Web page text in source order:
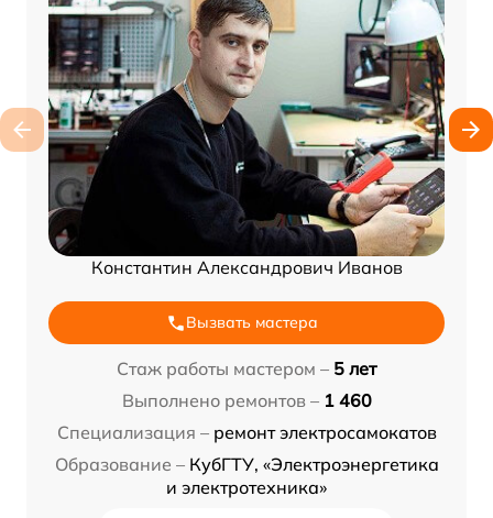
Константин Александрович Иванов
Вызвать мастера
Стаж работы мастером – 5 лет
Выполнено ремонтов – 1 460
Специализация – ремонт электросамокатов
Образование – КубГТУ, «Электроэнергетика
и электротехника»